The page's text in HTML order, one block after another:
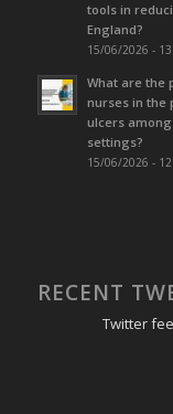
tools in
England?
15/06/2026 -
What are the
nurses in the
ulcers
settings?
15/06/2026 -
RECENT
Twitter